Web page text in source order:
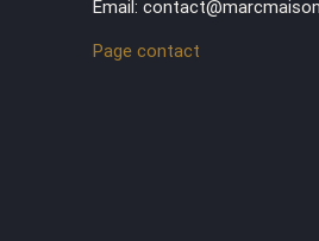
Email:
Page contact